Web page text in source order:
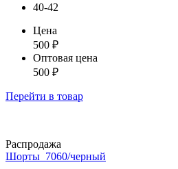
40-42
Цена
500 ₽
Оптовая цена
500 ₽
Перейти в товар
Распродажа
Шорты_7060/черный